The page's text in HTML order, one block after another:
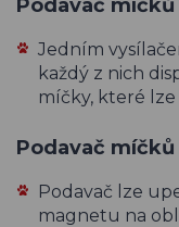
Podavač
Jedním
každý z nich
míčky, které
Podavač
Podavač lze
magnetu na